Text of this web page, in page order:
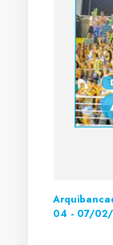
04 - 07/